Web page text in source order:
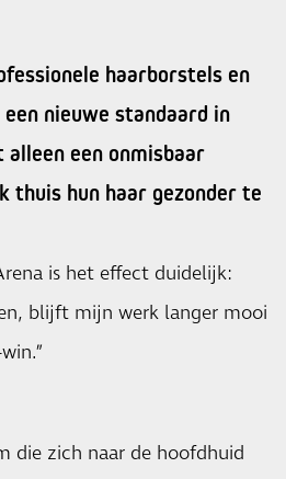
haarborstels en
nieuwe standaard in
een onmisbaar
thuis hun haar gezonder te
is het effect duidelijk:
blijft mijn werk langer mooi
die zich naar de hoofdhuid